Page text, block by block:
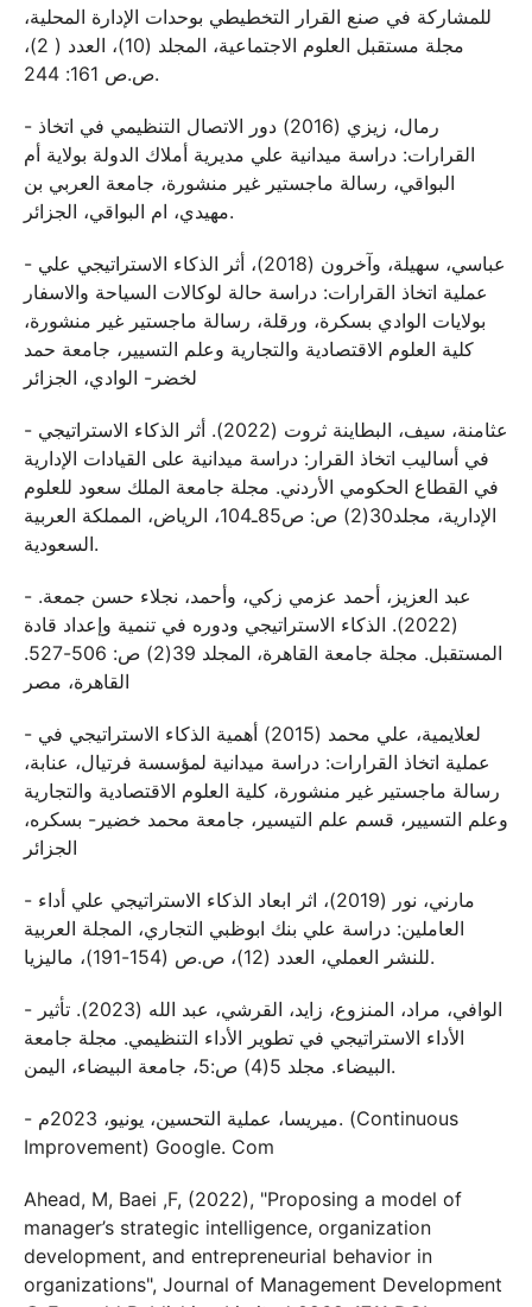
للمشاركة في صنع القرار التخطيطي بوحدات الإدارة المحلية،
مجلة مستقبل العلوم الاجتماعية، المجلد (10)، العدد ( 2)،
ص.ص 161: 244.
- رمال، زيزي (2016) دور الاتصال التنظيمي في اتخاذ
القرارات: دراسة ميدانية علي مديرية أملاك الدولة بولاية أم
البواقي، رسالة ماجستير غير منشورة، جامعة العربي بن
مهيدي، ام البواقي، الجزائر.
- عباسي، سهيلة، وآخرون (2018)، أثر الذكاء الاستراتيجي علي
عملية اتخاذ القرارات: دراسة حالة لوكالات السياحة والاسفار
بولايات الوادي بسكرة، ورقلة، رسالة ماجستير غير منشورة،
كلية العلوم الاقتصادية والتجارية وعلم التسيير، جامعة حمد
لخضر- الوادي، الجزائر
- عثامنة، سيف، البطاينة ثروت (2022). أثر الذكاء الاستراتيجي
في أساليب اتخاذ القرار: دراسة ميدانية على القيادات الإدارية
في القطاع الحكومي الأردني. مجلة جامعة الملك سعود للعلوم
الإدارية، مجلد30(2) ص: ص85ـ104، الرياض، المملكة العربية
السعودية.
- عبد العزيز، أحمد عزمي زكي، وأحمد، نجلاء حسن جمعة.
(2022). الذكاء الاستراتيجي ودوره في تنمية وإعداد قادة
المستقبل. مجلة جامعة القاهرة، المجلد 39(2) ص: 506-527.
القاهرة، مصر
- لعلايمية، علي محمد (2015) أهمية الذكاء الاستراتيجي في
عملية اتخاذ القرارات: دراسة ميدانية لمؤسسة فرتيال، عنابة،
رسالة ماجستير غير منشورة، كلية العلوم الاقتصادية والتجارية
وعلم التسيير، قسم علم التيسير، جامعة محمد خضير- بسكره،
الجزائر
- مارني، نور (2019)، اثر ابعاد الذكاء الاستراتيجي علي أداء
العاملين: دراسة علي بنك ابوظبي التجاري، المجلة العربية
للنشر العملي، العدد (12)، ص.ص (154-191)، ماليزيا.
- الوافي، مراد، المنزوع، زايد، القرشي، عبد الله (2023). تأثير
الأداء الاستراتيجي في تطوير الأداء التنظيمي. مجلة جامعة
البيضاء. مجلد 5(4) ص:5، جامعة البيضاء، اليمن.
- ميريسا، عملية التحسين، يونيو، 2023م. (Continuous
Improvement) Google. Com
Ahead, M, Baei ,F, (2022), "Proposing a model of
manager’s strategic intelligence, organization
development, and entrepreneurial behavior in
organizations", Journal of Management Development